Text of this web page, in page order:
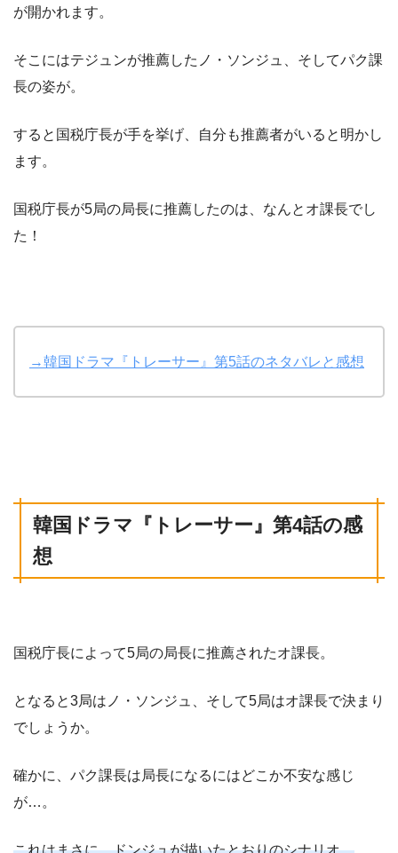
が開かれます。
そこにはテジュンが推薦したノ・ソンジュ、そしてパク課
長の姿が。
すると国税庁長が手を挙げ、自分も推薦者がいると明かし
ます。
国税庁長が5局の局長に推薦したのは、なんとオ課長でし
た！
→韓国ドラマ『トレーサー』第5話のネタバレと感想
韓国ドラマ 『 トレーサー』第4話の感
想
国税庁長によって5局の局長に推薦されたオ課長。
となると3局はノ・ソンジュ、そして5局はオ課長で決まり
でしょうか。
確かに、パク課長は局長になるにはどこか不安な感じ
が…。